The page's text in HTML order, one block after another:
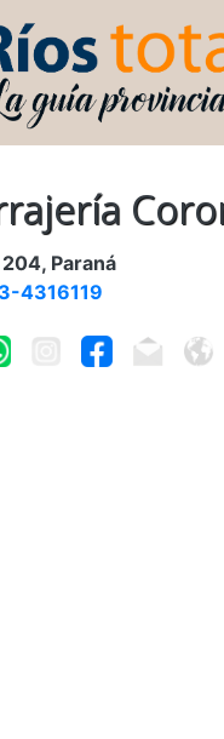
Paraná
4316119